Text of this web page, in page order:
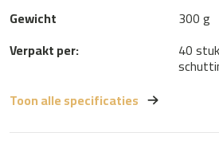
Gewicht
300 g
Verpakt per:
40
Toon alle specificaties